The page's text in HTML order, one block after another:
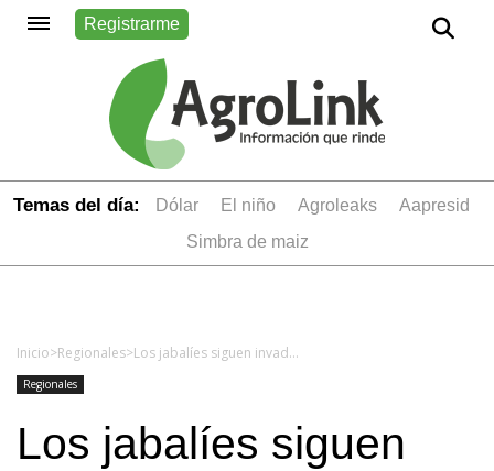
Registrarme
Temas del día: dólar el niño Agroleaks
aapresid
simbra de maiz
Inicio>Regionales> Los jabalíes siguen invadiendo parte de la provincia de Buenos Aires: ahora aparecen en Pehuajó
Regionales
Los jabalíes siguen